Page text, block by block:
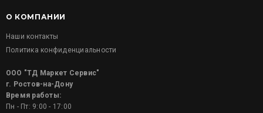
О КОМПАНИИ
Наши контакты
Политика конфиденциальности
ООО "ТД Маркет Сервис"
г. Ростов-на-Дону
Время работы:
Пн - Пт: 9:00 - 17:00